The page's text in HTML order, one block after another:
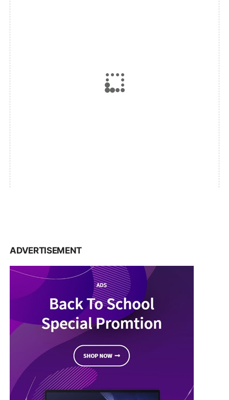
ADVERTISEMENT